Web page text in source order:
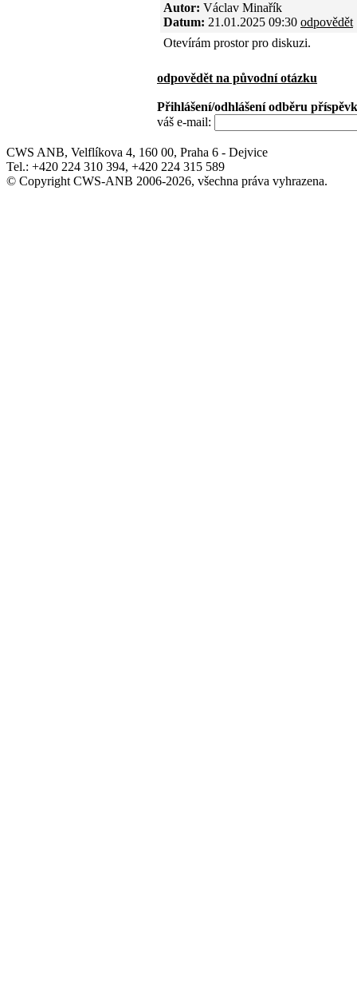
Autor: Václav Minařík
Datum: 21.01.2025 09:30 odpovědět
Otevírám prostor pro diskuzi.
odpovědět na původní otázku
Přihlášení/odhlášení odběru
váš e-mail:
CWS ANB, Velflíkova 4, 160 00, Praha 6 - Dejvice
Tel.: +420 224 310 394, +420 224 315 589
© Copyright CWS-ANB 2006-2026, všechna práva vyhrazena.